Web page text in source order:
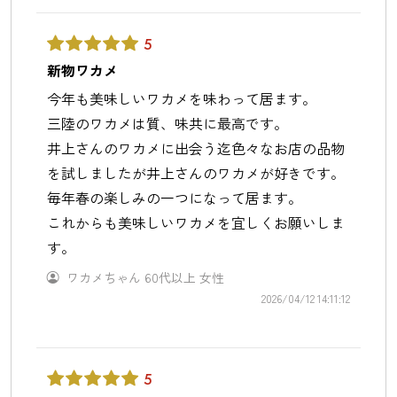
5
新物ワカメ
今年も美味しいワカメを味わって居ます。
三陸のワカメは質、味共に最高です。
井上さんのワカメに出会う迄色々なお店の品物
を試しましたが井上さんのワカメが好きです。
毎年春の楽しみの一つになって居ます。
これからも美味しいワカメを宜しくお願いしま
す。
ワカメちゃん 60代以上 女性
2026/04/12 14:11:12
5